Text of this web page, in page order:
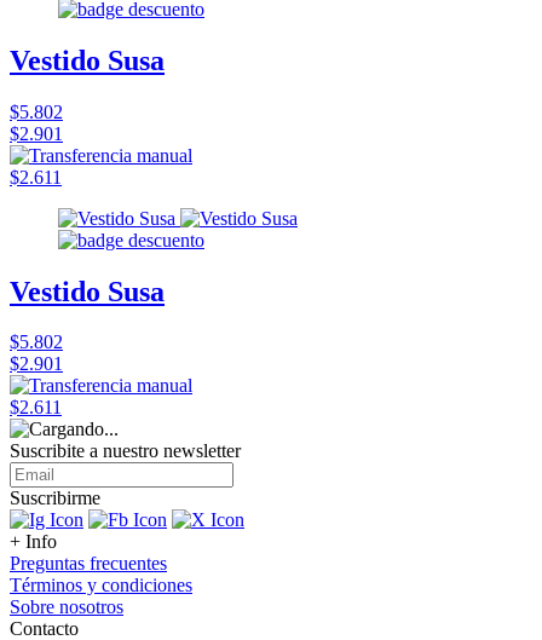
Vestido Susa
$5.802
$2.901
$2.611
Vestido Susa
$5.802
$2.901
$2.611
Suscribite a nuestro newsletter
Suscribirme
+ Info
Preguntas frecuentes
Términos y condiciones
Sobre nosotros
Contacto